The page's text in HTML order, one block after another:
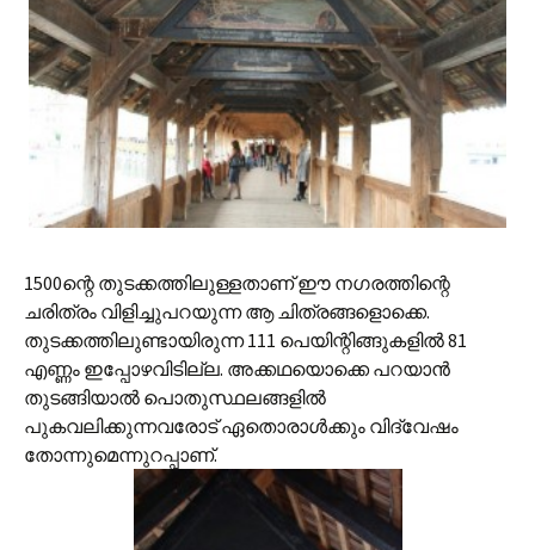
1500ന്റെ തുടക്കത്തിലുള്ളതാണ് ഈ നഗരത്തിന്റെ
ചരിത്രം വിളിച്ചുപറയുന്ന ആ ചിത്രങ്ങളൊക്കെ.
തുടക്കത്തിലുണ്ടായിരുന്ന 111 പെയിന്റിങ്ങുകളില്‍‍ 81
എണ്ണം‍ ഇപ്പോഴവിടില്ല. അക്കഥയൊക്കെ പറയാന്‍
തുടങ്ങിയാല്‍ പൊതുസ്ഥലങ്ങളില്‍
പുകവലിക്കുന്നവരോട് ഏതൊരാള്‍ക്കും വിദ്വേഷം
തോന്നുമെന്നുറപ്പാണ്.